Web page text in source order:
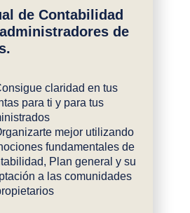
de Contabilidad
de
claridad en tus
para ti y para tus
mejor utilizando
fundamentales de
Plan general y su
a las comunidades